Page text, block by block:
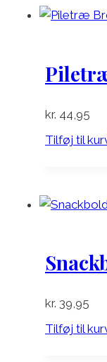
kr. 44,95
Tilføj til
kr. 39,95
Tilføj til